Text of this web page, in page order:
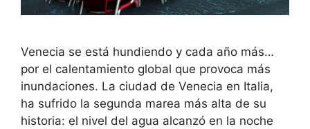
Venecia se está hundiendo y cada año más…
por el calentamiento global que provoca más
inundaciones. La ciudad de Venecia en Italia,
ha sufrido la segunda marea más alta de su
historia: el nivel del agua alcanzó en la noche